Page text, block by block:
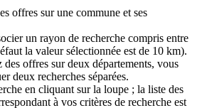
offres sur une commune et ses
un rayon de recherche compris entre
la valeur sélectionnée est de 10 km).
des offres sur deux départements, vous
deux recherches séparées.
en cliquant sur la loupe ; la liste des
à vos critères de recherche est